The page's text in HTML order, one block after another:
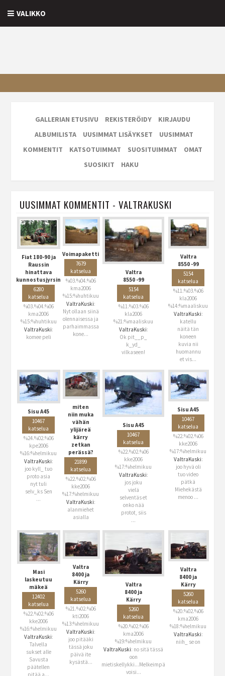
VALIKKO
GALLERIAN ETUSIVU REKISTERÖIDY
KIRJAUDU
ALBUMILISTA
UUSIMMAT LISÄYKSET
UUSIMMAT
KOMMENTIT
KATSOTUIMMAT SUOSITUIMMAT
OMAT
SUOSIKIT
HAKU
UUSIMMAT KOMMENTIT - VALTRAKUSKI
Fiat 180-90 ja
Raussin
hinattava
kunnostusjyrsin
6280
katselua
%03.%04.%06
kma2006
%15:%huhtikuu
ValtraKuski:
komee peli
Voimapaketti
7679
katselua
%03.%04.%06
kma2006
%15:%huhtikuu
ValtraKuski:
Nyt ollaan siinä
olennaisessa ja
parhaimmassa
kone...
Valtra
8550 -99
5154
katselua
%11.%03.%06
kla2006
%21:%maaliskuu
ValtraKuski:
Ok pit__p_
k_yd_
vilkaseen!
Valtra
8550 -99
5154
katselua
%11.%03.%06
kla2006
%14:%maaliskuu
ValtraKuski:
katellu
näitä tän
koneen
kuvia nii
huomannu
et vis...
Sisu A45
10467
katselua
%24.%02.%06
kpe2006
%16:%helmikuu
ValtraKuski:
joo kyll_ tuo
proto asia
nyt tuli
selv_ks Sen
...
miten
niin muka
vähän
ylijäreä
kärry
zetkan
perässä?
21899
katselua
%22.%02.%06
kke2006
%17:%helmikuu
ValtraKuski:
alanmiehet
asialla
Sisu A45
10467
katselua
%22.%02.%06
kke2006
%17:%helmikuu
ValtraKuski:
jos joku
vielä
selventäs et
onko nää
protot, siis
...
Sisu A45
10467
katselua
%22.%02.%06
kke2006
%17:%helmikuu
ValtraKuski:
joo hyvä oli
tuo video
pätkä
Miehekästä
menoo ...
Masi
laskeutuu
mäkeä
12402
katselua
%22.%02.%06
kke2006
%16:%helmikuu
ValtraKuski:
Talvella
sukset alle
Savusta
päätellen
Valtra
8400 ja
Kärry
5260
katselua
%21.%02.%06
kti2006
%13:%helmikuu
ValtraKuski:
joo pitääki
tässä joku
päivä ite
kysästä...
Valtra
8400 ja
Kärry
5260
katselua
%20.%02.%06
kma2006
%19:%helmikuu
ValtraKuski: no sitä tässä
oon
mietiskellykki...Melkeimpä
voisi...
Valtra
8400 ja
Kärry
5260
katselua
%20.%02.%06
kma2006
%18:%helmikuu
ValtraKuski:
niih_ se on